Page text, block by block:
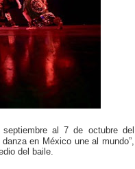
al 7 de octubre del
en México une al mundo”,
del baile.